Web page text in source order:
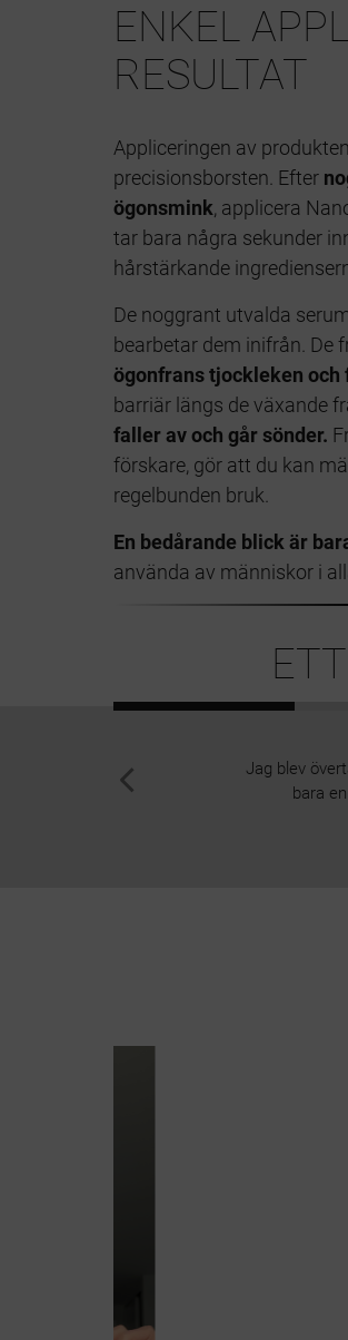
ENKEL
RESULTAT
Appliceringen av
precisionsborsten. Efter
ögonsmink, applicera
tar bara några sekunder
hårstärkande
De noggrant utvalda
bearbetar dem inifrån. De
ögonfrans tjockleken och
barriär längs de växande
faller av och går sönder.
förskare, gör att du kan
regelbunden bruk.
En bedårande blick är
använda av människor i
Jag blev
bara